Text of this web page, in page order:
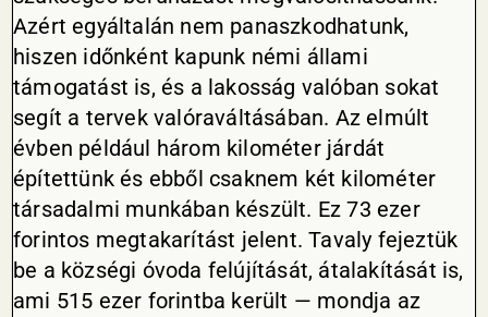
Azért egyáltalán nem panaszkodhatunk,
hiszen időnként kapunk némi állami
támogatást is, és a lakosság valóban sokat
segít a tervek valóraváltásában. Az elmúlt
évben például három kilométer járdát
építettünk és ebből csaknem két kilométer
társadalmi munkában készült. Ez 73 ezer
forintos megtakarítást jelent. Tavaly fejeztük
be a községi óvoda felújítását, átalakítását is,
ami 515 ezer forintba került — mondja az